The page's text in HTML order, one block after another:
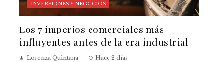
INVERSIONES Y NEGOCIOS
Los 7 imperios comerciales más
influyentes antes de la era industrial
Lorenza Quintana Hace 2 días